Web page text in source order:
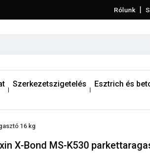
Rólunk |
Szerkezetszigetelés Esztrich és
16 kg
X-Bond MS-K530